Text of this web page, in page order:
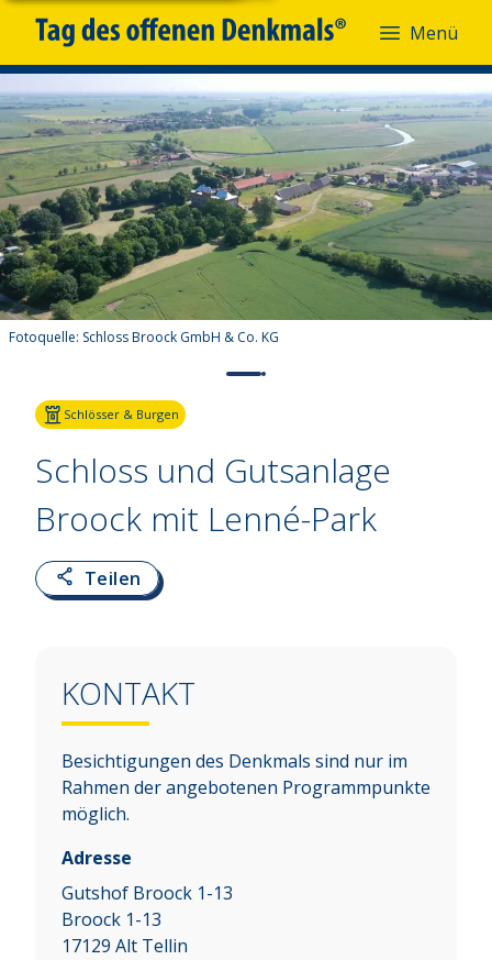
Menü
Fotoquelle: Schloss Broock GmbH & Co. KG
Schlösser & Burgen
Schloss und Gutsanlage
Broock mit Lenné-Park
Teilen
KONTAKT
Besichtigungen des Denkmals sind nur im
Rahmen der angebotenen Programmpunkte
möglich.
Adresse
Gutshof Broock 1-13
Broock 1-13
17129 Alt Tellin